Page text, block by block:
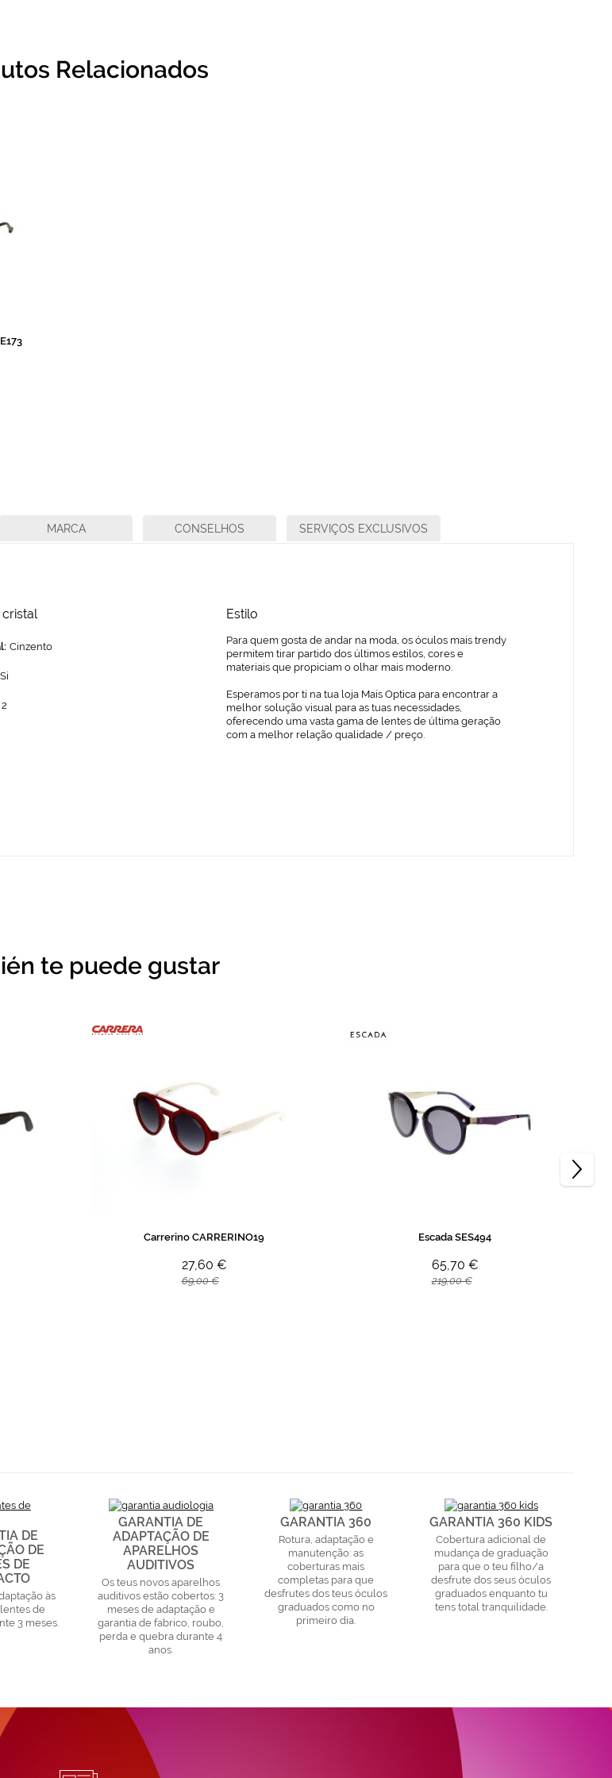
Relacionados
cristal
Cinzento
Si
2
Estilo
Para quem gosta de andar na moda, os óculos mais trendy
permitem tirar partido dos últimos estilos, cores e
materiais que propiciam o olhar mais moderno.
Esperamos por ti na tua loja Mais Optica para encontrar a
melhor solução visual para as tuas necessidades,
oferecendo uma vasta gama de lentes de última geração
com a melhor relação qualidade / preço.
MARCA CONSELHOS SERVIÇOS EXCLUSIVOS
te puede gustar
Carrerino CARRERINO19
27,60 €
69,00 €
Escada SES494
65,70 €
219,00 €
DE
DE
DE
às
de
3 meses.
GARANTIA DE
ADAPTAÇÃO DE
APARELHOS
AUDITIVOS
Os teus novos aparelhos
auditivos estão cobertos: 3
meses de adaptação e
garantia de fabrico, roubo,
perda e quebra durante 4
anos.
GARANTIA 360
Rotura, adaptação e
manutenção: as
coberturas mais
completas para que
desfrutes dos teus óculos
graduados como no
primeiro dia.
GARANTIA 360 KIDS
Cobertura adicional de
mudança de graduação
para que o teu filho/a
desfrute dos seus óculos
graduados enquanto tu
tens total tranquilidade.